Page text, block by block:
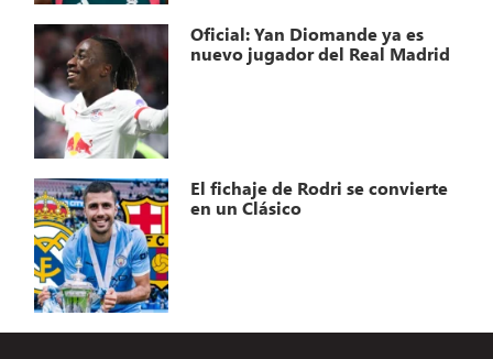
Oficial: Yan Diomande ya es
nuevo jugador del Real Madrid
El fichaje de Rodri se convierte
en un Clásico